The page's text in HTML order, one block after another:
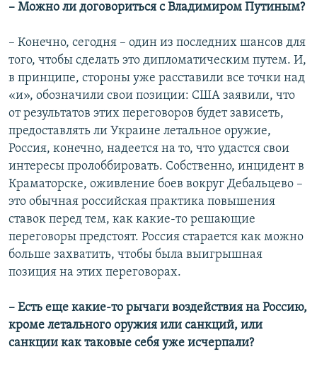
– Можно ли договориться с Владимиром Путиным?
– Конечно, сегодня – один из последних шансов для
того, чтобы сделать это дипломатическим путем. И,
в принципе, стороны уже расставили все точки над
«и», обозначили свои позиции: США заявили, что
от результатов этих переговоров будет зависеть,
предоставлять ли Украине летальное оружие,
Россия, конечно, надеется на то, что удастся свои
интересы пролоббировать. Собственно, инцидент в
Краматорске, оживление боев вокруг Дебальцево –
это обычная российская практика повышения
ставок перед тем, как какие-то решающие
переговоры предстоят. Россия старается как можно
больше захватить, чтобы была выигрышная
позиция на этих переговорах.
– Есть еще какие-то рычаги воздействия на Россию,
кроме летального оружия или санкций, или
санкции как таковые себя уже исчерпали?